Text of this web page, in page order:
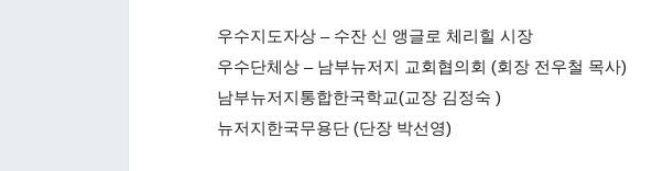
우수지도자상 – 수잔 신 앵글로 체리힐 시장
우수단체상 – 남부뉴저지 교회협의회 (회장 전우철 목사)
남부뉴저지통합한국학교(교장 김정숙 )
뉴저지한국무용단 (단장 박선영)